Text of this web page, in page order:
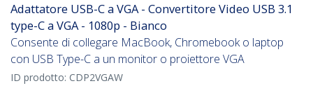
Adattatore USB-C a VGA - Convertitore Video USB 3.1
type-C a VGA - 1080p - Bianco
Consente di collegare MacBook, Chromebook o laptop
con USB Type-C a un monitor o proiettore VGA
ID prodotto: CDP2VGAW